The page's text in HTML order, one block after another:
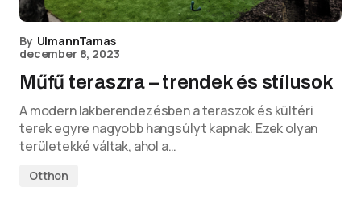
By UlmannTamas
december 8, 2023
Műfű teraszra – trendek és stílusok
A modern lakberendezésben a teraszok és kültéri
terek egyre nagyobb hangsúlyt kapnak. Ezek olyan
területekké váltak, ahol a…
Otthon